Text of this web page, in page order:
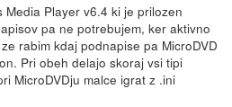
Player v6.4 ki je prilozen
pa ne potrebujem, ker aktivno
rabim kdaj podnapise pa MicroDVD
Pri obeh delajo skoraj vsi tipi
MicroDVDju malce igrat z .ini